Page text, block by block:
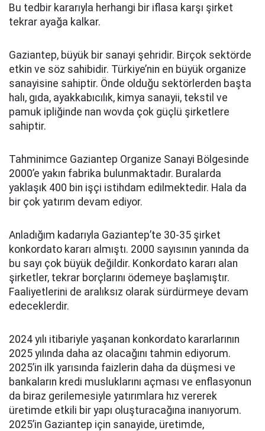
Bu tedbir kararıyla herhangi bir iflasa karşı şirket
tekrar ayağa kalkar.
Gaziantep, büyük bir sanayi şehridir. Birçok sektörde
etkin ve söz sahibidir. Türkiye’nin en büyük organize
sanayisine sahiptir. Önde olduğu sektörlerden başta
halı, gıda, ayakkabıcılık, kimya sanayii, tekstil ve
pamuk ipliğinde nan wovda çok güçlü şirketlere
sahiptir.
Tahminimce Gaziantep Organize Sanayi Bölgesinde
2000’e yakın fabrika bulunmaktadır. Buralarda
yaklaşık 400 bin işçi istihdam edilmektedir. Hala da
bir çok yatırım devam ediyor.
Anladığım kadarıyla Gaziantep’te 30-35 şirket
konkordato kararı almıştı. 2000 sayısının yanında da
bu sayı çok büyük değildir. Konkordato kararı alan
şirketler, tekrar borçlarını ödemeye başlamıştır.
Faaliyetlerini de aralıksız olarak sürdürmeye devam
edeceklerdir.
2024 yılı itibariyle yaşanan konkordato kararlarının
2025 yılında daha az olacağını tahmin ediyorum.
2025’in ilk yarısında faizlerin daha da düşmesi ve
bankaların kredi musluklarını açması ve enflasyonun
da biraz gerilemesiyle yatırımlara hız vererek
üretimde etkili bir yapı oluşturacağına inanıyorum.
2025’in Gaziantep için sanayide, üretimde,